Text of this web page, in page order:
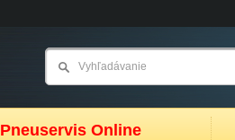
Pneuservis Online